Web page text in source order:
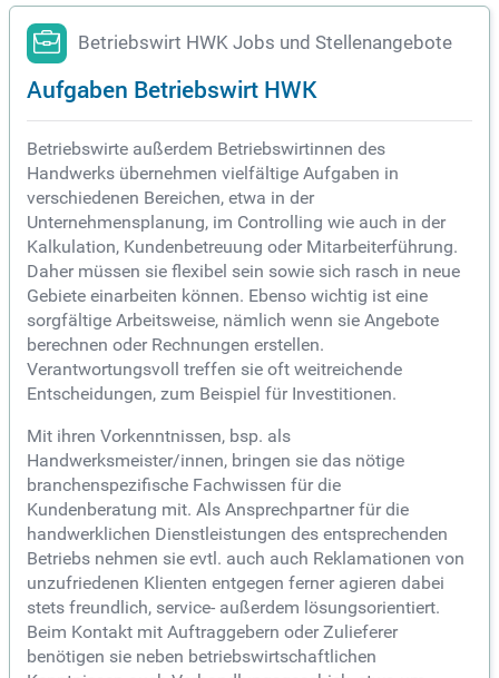
Betriebswirt HWK Jobs und Stellenangebote
Aufgaben Betriebswirt HWK
Betriebswirte außerdem Betriebswirtinnen des
Handwerks übernehmen vielfältige Aufgaben in
verschiedenen Bereichen, etwa in der
Unternehmensplanung, im Controlling wie auch in der
Kalkulation, Kundenbetreuung oder Mitarbeiterführung.
Daher müssen sie flexibel sein sowie sich rasch in neue
Gebiete einarbeiten können. Ebenso wichtig ist eine
sorgfältige Arbeitsweise, nämlich wenn sie Angebote
berechnen oder Rechnungen erstellen.
Verantwortungsvoll treffen sie oft weitreichende
Entscheidungen, zum Beispiel für Investitionen.
Mit ihren Vorkenntnissen, bsp. als
Handwerksmeister/innen, bringen sie das nötige
branchenspezifische Fachwissen für die
Kundenberatung mit. Als Ansprechpartner für die
handwerklichen Dienstleistungen des entsprechenden
Betriebs nehmen sie evtl. auch auch Reklamationen von
unzufriedenen Klienten entgegen ferner agieren dabei
stets freundlich, service- außerdem lösungsorientiert.
Beim Kontakt mit Auftraggebern oder Zulieferer
benötigen sie neben betriebswirtschaftlichen